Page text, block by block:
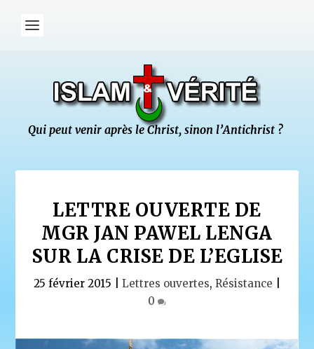
LETTRE OUVERTE DE
MGR JAN PAWEL LENGA
SUR LA CRISE DE L’EGLISE
25 février 2015 Lettres ouvertes, Résistance
0